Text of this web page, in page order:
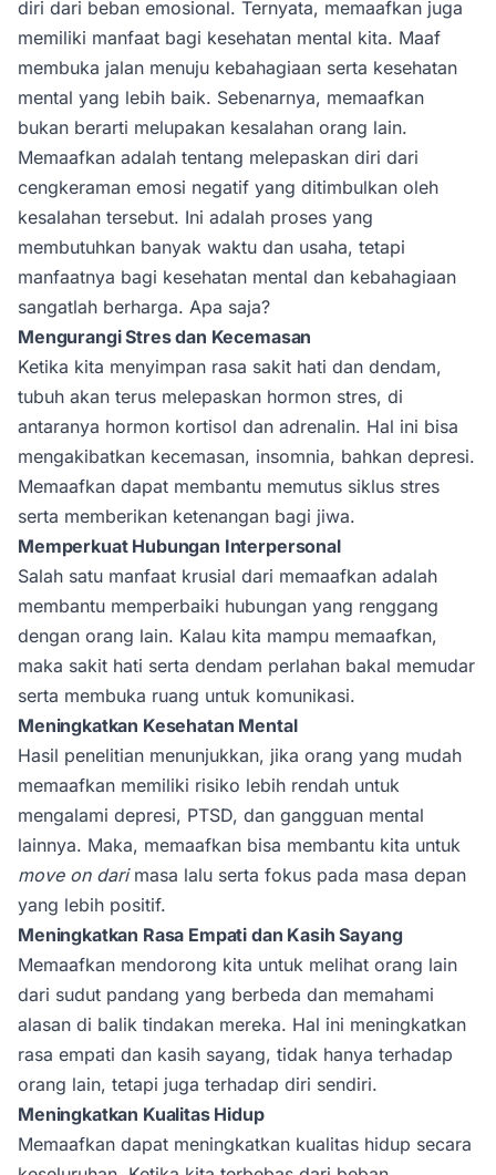
diri dari beban emosional. Ternyata, memaafkan juga
memiliki manfaat bagi kesehatan mental kita. Maaf
membuka jalan menuju kebahagiaan serta kesehatan
mental yang lebih baik. Sebenarnya, memaafkan
bukan berarti melupakan kesalahan orang lain.
Memaafkan adalah tentang melepaskan diri dari
cengkeraman emosi negatif yang ditimbulkan oleh
kesalahan tersebut. Ini adalah proses yang
membutuhkan banyak waktu dan usaha, tetapi
manfaatnya bagi kesehatan mental dan kebahagiaan
sangatlah berharga. Apa saja?
Mengurangi Stres dan Kecemasan
Ketika kita menyimpan rasa sakit hati dan dendam,
tubuh akan terus melepaskan hormon stres, di
antaranya hormon kortisol dan adrenalin. Hal ini bisa
mengakibatkan kecemasan, insomnia, bahkan depresi.
Memaafkan dapat membantu memutus siklus stres
serta memberikan ketenangan bagi jiwa.
Memperkuat Hubungan Interpersonal
Salah satu manfaat krusial dari memaafkan adalah
membantu memperbaiki hubungan yang renggang
dengan orang lain. Kalau kita mampu memaafkan,
maka sakit hati serta dendam perlahan bakal memudar
serta membuka ruang untuk komunikasi.
Meningkatkan Kesehatan Mental
Hasil penelitian menunjukkan, jika orang yang mudah
memaafkan memiliki risiko lebih rendah untuk
mengalami depresi, PTSD, dan gangguan mental
lainnya. Maka, memaafkan bisa membantu kita untuk
move on darimasa lalu serta fokus pada masa depan
yang lebih positif.
Meningkatkan Rasa Empati dan Kasih Sayang
Memaafkan mendorong kita untuk melihat orang lain
dari sudut pandang yang berbeda dan memahami
alasan di balik tindakan mereka. Hal ini meningkatkan
rasa empati dan kasih sayang, tidak hanya terhadap
orang lain, tetapi juga terhadap diri sendiri.
Meningkatkan Kualitas Hidup
Memaafkan dapat meningkatkan kualitas hidup secara